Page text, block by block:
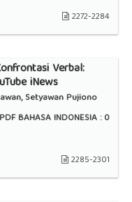
2272-2284
Verbal:
iNews
Setyawan Pujiono
PDF BAHASA INDONESIA :0
2285-2301